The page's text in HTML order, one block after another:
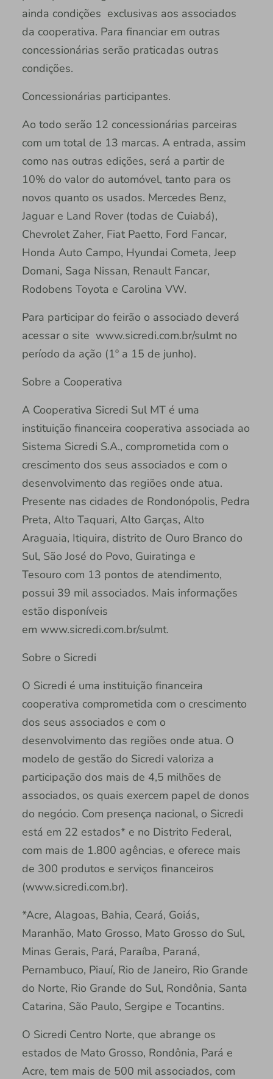
ainda condições exclusivas aos associados
da cooperativa. Para financiar em outras
concessionárias serão praticadas outras
condições.
Concessionárias participantes.
Ao todo serão 12 concessionárias parceiras
com um total de 13 marcas. A entrada, assim
como nas outras edições, será a partir de
10% do valor do automóvel, tanto para os
novos quanto os usados. Mercedes Benz,
Jaguar e Land Rover (todas de Cuiabá),
Chevrolet Zaher, Fiat Paetto, Ford Fancar,
Honda Auto Campo, Hyundai Cometa, Jeep
Domani, Saga Nissan, Renault Fancar,
Rodobens Toyota e Carolina VW.
Para participar do feirão o associado deverá
acessar o site www.sicredi.com.br/sulmt no
período da ação (1º a 15 de junho).
Sobre a Cooperativa
A Cooperativa Sicredi Sul MT é uma
instituição financeira cooperativa associada ao
Sistema Sicredi S.A., comprometida com o
crescimento dos seus associados e com o
desenvolvimento das regiões onde atua.
Presente nas cidades de Rondonópolis, Pedra
Preta, Alto Taquari, Alto Garças, Alto
Araguaia, Itiquira, distrito de Ouro Branco do
Sul, São José do Povo, Guiratinga e
Tesouro com 13 pontos de atendimento,
possui 39 mil associados. Mais informações
estão disponíveis
em www.sicredi.com.br/sulmt.
Sobre o Sicredi
O Sicredi é uma instituição financeira
cooperativa comprometida com o crescimento
dos seus associados e com o
desenvolvimento das regiões onde atua. O
modelo de gestão do Sicredi valoriza a
participação dos mais de 4,5 milhões de
associados, os quais exercem papel de donos
do negócio. Com presença nacional, o Sicredi
está em 22 estados* e no Distrito Federal,
com mais de 1.800 agências, e oferece mais
de 300 produtos e serviços financeiros
(www.sicredi.com.br).
*Acre, Alagoas, Bahia, Ceará, Goiás,
Maranhão, Mato Grosso, Mato Grosso do Sul,
Minas Gerais, Pará, Paraíba, Paraná,
Pernambuco, Piauí, Rio de Janeiro, Rio Grande
do Norte, Rio Grande do Sul, Rondônia, Santa
Catarina, São Paulo, Sergipe e Tocantins.
O Sicredi Centro Norte, que abrange os
estados de Mato Grosso, Rondônia, Pará e
Acre, tem mais de 500 mil associados, com